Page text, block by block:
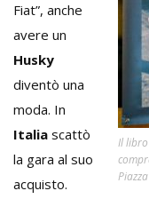
Il libro
Fiat”, anche
avere un
Husky
diventò una
moda. In
Italia scattò
la gara al suo
acquisto.